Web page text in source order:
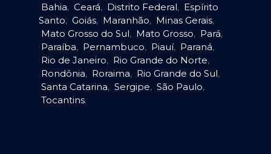
Bahia, Ceará, Distrito Federal, Espírito
Santo, Goiás, Maranhão, Minas Gerais,
Mato Grosso do Sul, Mato Grosso, Pará,
Paraíba, Pernambuco, Piauí, Paraná,
Rio de Janeiro, Rio Grande do Norte,
Rondônia, Roraima, Rio Grande do Sul,
Santa Catarina, Sergipe, São Paulo,
Tocantins.